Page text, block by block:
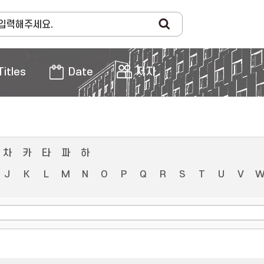
Date 저자
차 카 타 파
하
J
K L M N O P Q R S T U V